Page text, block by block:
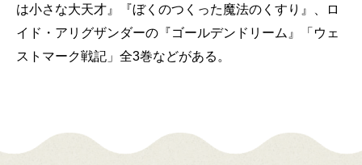
は小さな大天才』『ぼくのつくった魔法のくすり』、ロ
イド・アリグザンダーの『ゴールデンドリーム』「ウェ
ストマーク戦記」全3巻などがある。